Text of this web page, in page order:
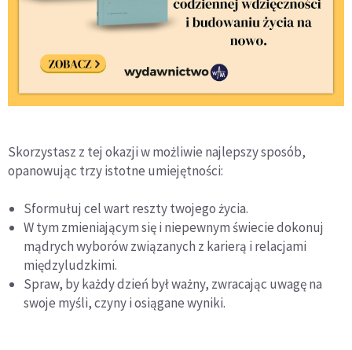
Skorzystasz z tej okazji w możliwie najlepszy sposób,
opanowując trzy istotne umiejętności:
Sformułuj cel wart reszty twojego życia.
W tym zmieniającym się i niepewnym świecie dokonuj
mądrych wyborów związanych z karierą i relacjami
międzyludzkimi.
Spraw, by każdy dzień był ważny, zwracając uwagę na
swoje myśli, czyny i osiągane wyniki.